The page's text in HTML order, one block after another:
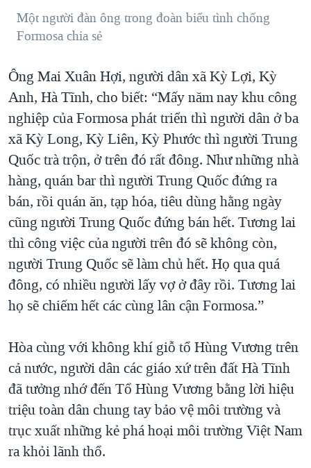
Một người đàn ông trong đoàn biểu tình chống
Formosa chia sẻ
Ông Mai Xuân Hợi, người dân xã Kỳ Lợi, Kỳ
Anh, Hà Tĩnh, cho biết: “Mấy năm nay khu công
nghiệp của Formosa phát triển thì người dân ở ba
xã Kỳ Long, Kỳ Liên, Kỳ Phước thì người Trung
Quốc trà trộn, ở trên đó rất đông. Như những nhà
hàng, quán bar thì người Trung Quốc đứng ra
bán, rồi quán ăn, tạp hóa, tiêu dùng hằng ngày
cũng người Trung Quốc đứng bán hết. Tương lai
thì công việc của người trên đó sẽ không còn,
người Trung Quốc sẽ làm chủ hết. Họ qua quá
đông, có nhiều người lấy vợ ở đây rồi. Tương lai
họ sẽ chiếm hết các cùng lân cận Formosa.”
Hòa cùng với không khí giỗ tổ Hùng Vương trên
cả nước, người dân các giáo xứ trên đất Hà Tĩnh
đã tưởng nhớ đến Tổ Hùng Vương bằng lời hiệu
triệu toàn dân chung tay bảo vệ môi trường và
trục xuất những kẻ phá hoại môi trường Việt Nam
ra khỏi lãnh thổ.